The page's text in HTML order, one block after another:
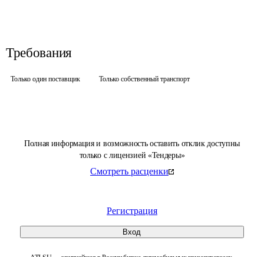
Полная информация и возможность оставить отклик доступны
только с лицензией «Тендеры»
Смотреть расценки
Регистрация
Вход
Требования
Только один поставщик Только собственный транспорт